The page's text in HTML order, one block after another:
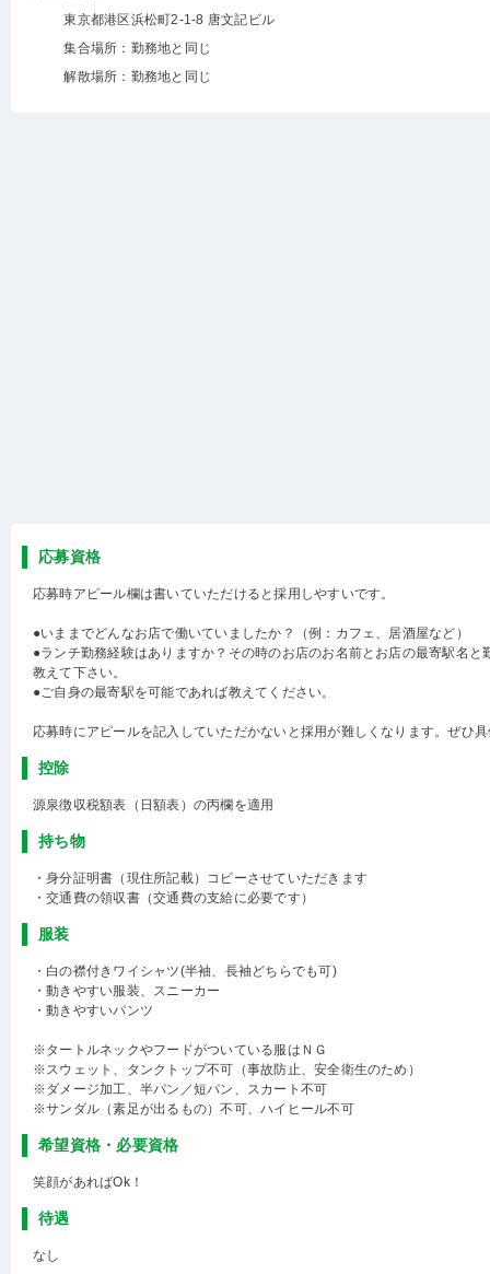
東京都港区浜松町2-1-8 唐文記ビル
集合場所：勤務地と同じ
解散場所：勤務地と同じ
応募資格
応募時アピール欄は書いていただけると採用しやすいです。
●いままでどんなお店で働いていましたか？（例：カフェ、居酒屋など）
●ランチ勤務経験はありますか？その時のお店のお名前とお店の最寄駅名と
教えて下さい。
●ご自身の最寄駅を可能であれば教えてください。
応募時にアピールを記入していただかないと採用が難しくなります。ぜひ
控除
源泉徴収税額表（日額表）の丙欄を適用
持ち物
・身分証明書（現住所記載）コピーさせていただきます
・交通費の領収書（交通費の支給に必要です）
服装
・白の襟付きワイシャツ(半袖、長袖どちらでも可)
・動きやすい服装、スニーカー
・動きやすいパンツ
※タートルネックやフードがついている服はＮＧ
※スウェット、タンクトップ不可（事故防止、安全衛生のため）
※ダメージ加工、半パン／短パン、スカート不可
※サンダル（素足が出るもの）不可、ハイヒール不可
希望資格・必要資格
笑顔があればOk！
待遇
なし